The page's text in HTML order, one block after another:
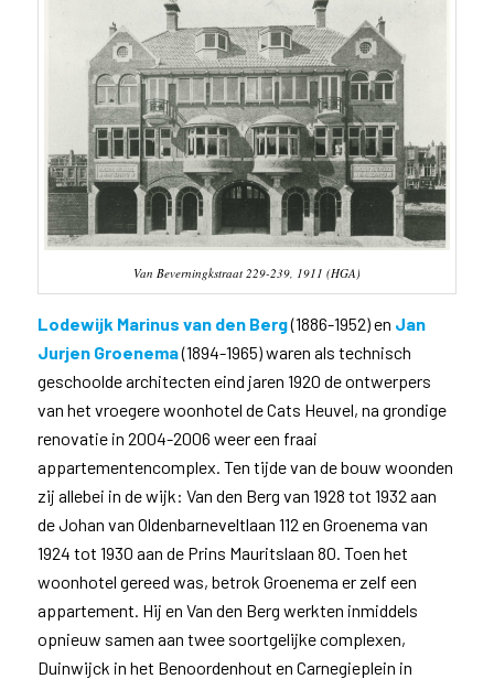
Van Beverningkstraat 229-239, 1911 (HGA)
Lodewijk Marinus van den Berg(1886-1952) en Jan
Jurjen Groenema(1894-1965) waren als technisch
geschoolde architecten eind jaren 1920 de ontwerpers
van het vroegere woonhotel de Cats Heuvel, na grondige
renovatie in 2004-2006 weer een fraai
appartementencomplex. Ten tijde van de bouw woonden
zij allebei in de wijk: Van den Berg van 1928 tot 1932 aan
de Johan van Oldenbarneveltlaan 112 en Groenema van
1924 tot 1930 aan de Prins Mauritslaan 80. Toen het
woonhotel gereed was, betrok Groenema er zelf een
appartement. Hij en Van den Berg werkten inmiddels
opnieuw samen aan twee soortgelijke complexen,
Duinwijck in het Benoordenhout en Carnegieplein in